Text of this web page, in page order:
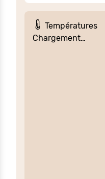
Températures
Chargement…